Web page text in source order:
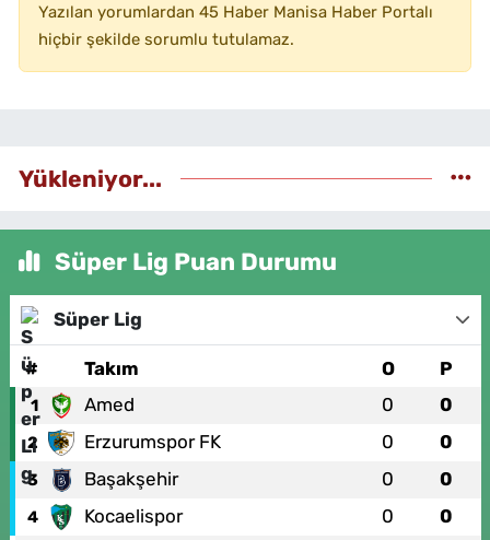
Yazılan yorumlardan 45 Haber Manisa Haber Portalı
hiçbir şekilde sorumlu tutulamaz.
Yükleniyor...
Süper Lig Puan Durumu
Süper Lig
# Takım O P
1 Amed 0 0
2 Erzurumspor FK 0 0
3 Başakşehir 0 0
4 Kocaelispor 0 0